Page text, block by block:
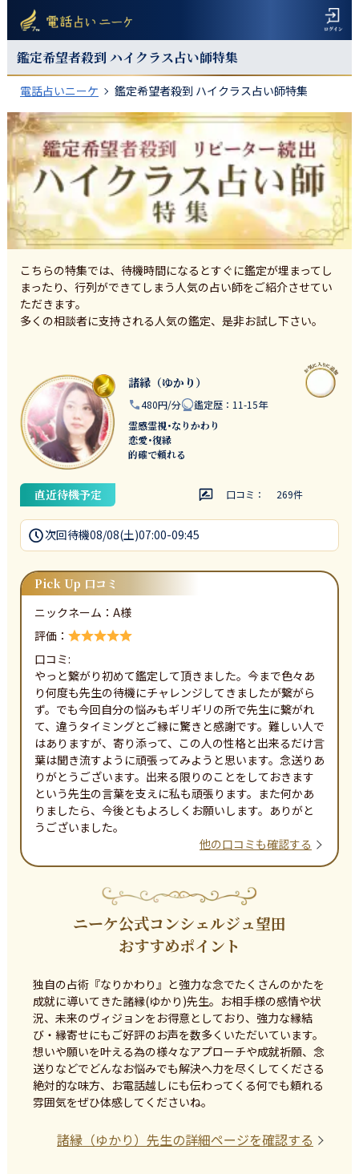
鑑定希望者殺到 ハイクラス占い師特集
電話占いニーケ 鑑定希望者殺到 ハイクラス占い師特集
こちらの特集では、待機時間になるとすぐに鑑定が埋まってし
まったり、行列ができてしまう人気の占い師をご紹介させてい
ただきます。
多くの相談者に支持される人気の鑑定、是非お試し下さい。
諸縁（ゆかり）
480円/分 鑑定歴 ： 11-15年
霊感霊視･なりかわり
恋愛･復縁
的確で頼れる
直近待機予定 口コミ： 269件
次回待機08/08(土)07:00-09:45
Pick Up 口コミ
ニックネーム： A様
評価：
口コミ:
やっと繋がり初めて鑑定して頂きました。今まで色々あ
り何度も先生の待機にチャレンジしてきましたが繋がら
ず。でも今回自分の悩みもギリギリの所で先生に繋がれ
て、違うタイミングとご縁に驚きと感謝です。難しい人で
はありますが、寄り添って、この人の性格と出来るだけ言
葉は聞き流すように頑張ってみようと思います。念送りあ
りがとうございます。出来る限りのことをしておきます
という先生の言葉を支えに私も頑張ります。また何かあ
りましたら、今後ともよろしくお願いします。ありがと
うございました。
他の口コミも確認する
ニーケ公式コンシェルジュ望田
おすすめポイント
独自の占術『なりかわり』と強力な念でたくさんのかたを
成就に導いてきた諸縁(ゆかり)先生。お相手様の感情や状
況、未来のヴィジョンをお得意としており、強力な縁結
び・縁寄せにもご好評のお声を数多くいただいています。
想いや願いを叶える為の様々なアプローチや成就祈願、念
送りなどでどんなお悩みでも解決へ力を尽くしてくださる
絶対的な味方、お電話越しにも伝わってくる何でも頼れる
雰囲気をぜひ体感してくださいね。
諸縁（ゆかり） 先生の詳細ページを確認する